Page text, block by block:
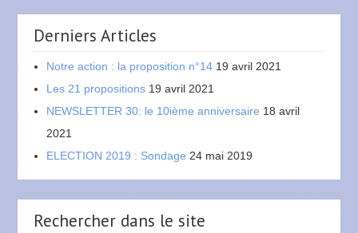
Derniers Articles
Notre action : la proposition n°14 19 avril 2021
Les 21 propositions 19 avril 2021
NEWSLETTER 30: le 10ième anniversaire 18 avril
2021
ELECTION 2019 : Sondage 24 mai 2019
Rechercher dans le site